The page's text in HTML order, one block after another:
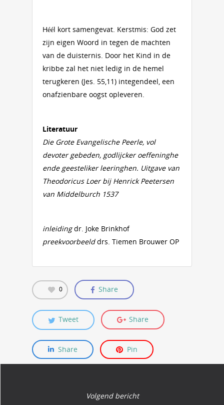
Héél kort samengevat. Kerstmis: God zet
zijn eigen Woord in tegen de machten
van de duisternis. Door het Kind in de
kribbe zal het niet ledig in de hemel
terugkeren (Jes. 55,11) integendeel, een
onafzienbare oogst opleveren.
Literatuur
Die Grote Evangelische Peerle, vol
devoter gebeden, godlijcker oeffeninghe
ende geesteliker leeringhen. Uitgave van
Theodoricus Loer bij Henrick Peetersen
van Middelburch 1537
inleidingdr. Joke Brinkhof
preekvoorbeelddrs. Tiemen Brouwer OP
0 Share
Tweet Share
Share Pin
Volgend bericht